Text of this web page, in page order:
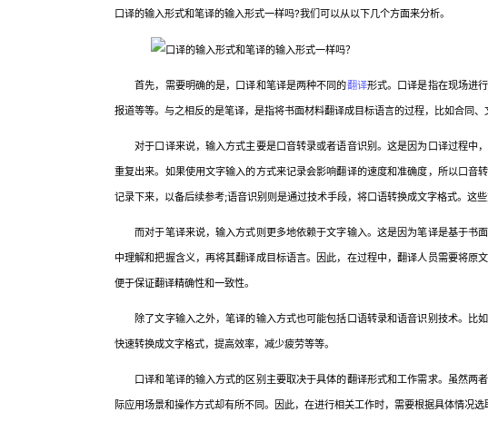
口译的输入形式和笔译的输入形式一样吗?我们可以从以下几个方面来分析。
首先，需要明确的是，口译和笔译是两种不同的翻译形式。口译是指在现场进
报道等等。与之相反的是笔译，是指将书面材料翻译成目标语言的过程，比如合同
对于口译来说，输入方式主要是口音转录或者语音识别。这是因为口译过程中
重复出来。如果使用文字输入的方式来记录会影响翻译的速度和准确度，所以口音
记录下来，以备后续参考;语音识别则是通过技术手段，将口语转换成文字格式。这
而对于笔译来说，输入方式则更多地依赖于文字输入。这是因为笔译是基于书
中理解和把握含义，再将其翻译成目标语言。因此，在过程中，翻译人员需要将原
便于保证翻译精确性和一致性。
除了文字输入之外，笔译的输入方式也可能包括口语转录和语音识别技术。比
快速转换成文字格式，提高效率，减少疲劳等等。
口译和笔译的输入方式的区别主要取决于具体的翻译形式和工作需求。虽然两
际应用场景和操作方式却有所不同。因此，在进行相关工作时，需要根据具体情况